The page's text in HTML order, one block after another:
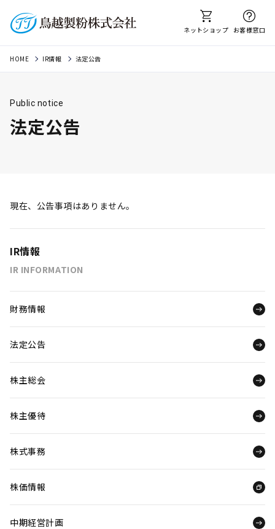
ネットショップ お客様窓口
HOME IR情報 法定公告
法定公告
Public notice
現在、公告事項はありません。
IR情報
IR INFORMATION
財務情報
法定公告
株主総会
株主優待
株式事務
株価情報
中期経営計画